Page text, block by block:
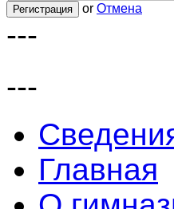
Регистрация or Отмена
---
---
Главная